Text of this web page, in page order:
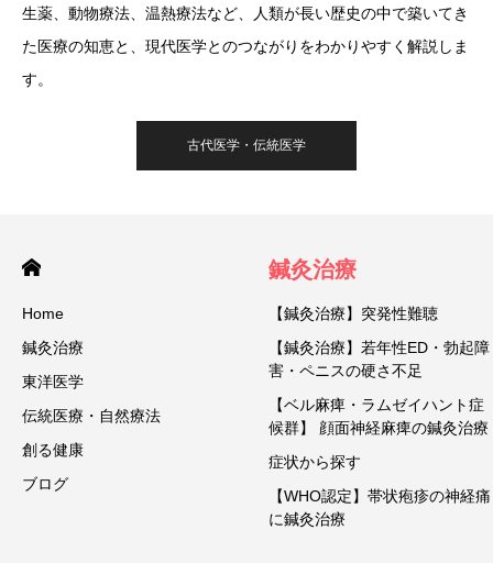
生薬、動物療法、温熱療法など、人類が長い歴史の中で築いてき
た医療の知恵と、現代医学とのつながりをわかりやすく解説しま
す。
古代医学・伝統医学
Home
鍼灸治療
東洋医学
伝統医療・自然療法
創る健康
ブログ
鍼灸治療
【鍼灸治療】突発性難聴
【鍼灸治療】若年性ED・勃起障
害・ペニスの硬さ不足
【ベル麻痺・ラムゼイハント症
候群】 顔面神経麻痺の鍼灸治療
症状から探す
【WHO認定】帯状疱疹の神経痛
に鍼灸治療